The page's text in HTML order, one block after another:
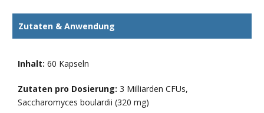
Zutaten & Anwendung
Inhalt: 60 Kapseln
Zutaten pro Dosierung: 3 Milliarden CFUs,
Saccharomyces boulardii (320 mg)